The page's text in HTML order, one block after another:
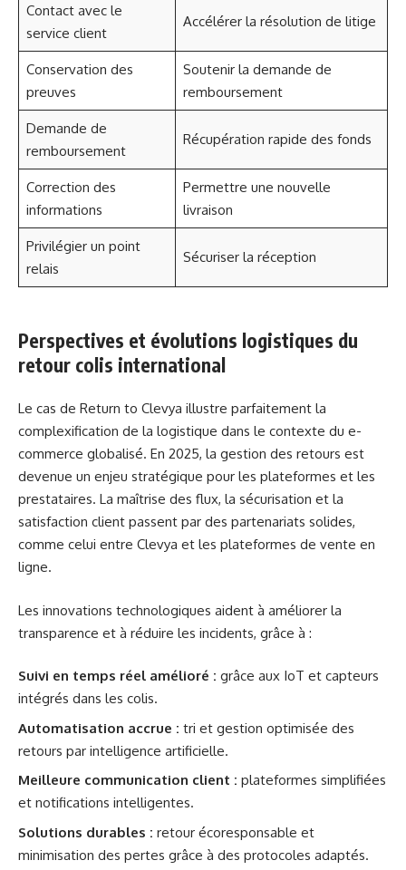
Contact avec le
service client
Accélérer la résolution de litige
Conservation des
preuves
Soutenir la demande de
remboursement
Demande de
remboursement
Récupération rapide des fonds
Correction des
informations
Permettre une nouvelle
livraison
Privilégier un point
relais
Sécuriser la réception
Perspectives et évolutions logistiques du
retour colis international
Le cas de Return to Clevya illustre parfaitement la
complexification de la logistique dans le contexte du e-
commerce globalisé. En 2025, la gestion des retours est
devenue un enjeu stratégique pour les plateformes et les
prestataires. La maîtrise des flux, la sécurisation et la
satisfaction client passent par des partenariats solides,
comme celui entre Clevya et les plateformes de vente en
ligne.
Les innovations technologiques aident à améliorer la
transparence et à réduire les incidents, grâce à :
Suivi en temps réel amélioré : grâce aux IoT et capteurs
intégrés dans les colis.
Automatisation accrue : tri et gestion optimisée des
retours par intelligence artificielle.
Meilleure communication client : plateformes simplifiées
et notifications intelligentes.
Solutions durables : retour écoresponsable et
minimisation des pertes grâce à des protocoles adaptés.